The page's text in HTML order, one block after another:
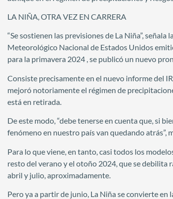
LA NIÑA, OTRA VEZ EN CARRERA
“Se sostienen las previsiones de La Niña”,
Meteorológico Nacional de Estados Unidos
para la primavera 2024 , se publicó un nuevo
Consiste precisamente en el nuevo informe del
mejoró notoriamente el régimen de
está en retirada.
De este modo, “debe tenerse en cuenta que, si
fenómeno en nuestro país van quedando atrás”,
Para lo que viene, en tanto, casi todos los
resto del verano y el otoño 2024, que se
abril y julio, aproximadamente.
Pero ya a partir de junio, La Niña se convierte